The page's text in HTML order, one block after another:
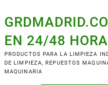
EN 24/48
PRODUCTOS PARA LA LIMPIEZA
DE LIMPIEZA, REPUESTOS
MAQUINARIA